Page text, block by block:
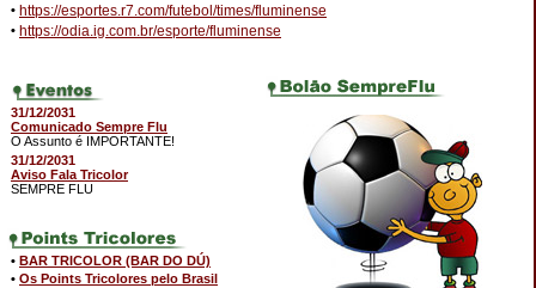
• https://esportes.r7.com/futebol/times/fluminense
• https://odia.ig.com.br/esporte/fluminense
31/12/2031
Comunicado Sempre Flu
O Assunto é IMPORTANTE!
31/12/2031
Aviso Fala Tricolor
SEMPRE FLU
• BAR TRICOLOR (BAR DO DÚ)
• Os Points Tricolores pelo Brasil